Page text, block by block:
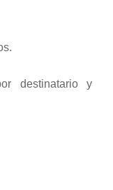
destinatario y